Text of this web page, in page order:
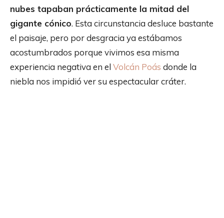
nubes tapaban prácticamente la mitad del
gigante cónico. Esta circunstancia desluce bastante
el paisaje, pero por desgracia ya estábamos
acostumbrados porque vivimos esa misma
experiencia negativa en elVolcán Poás donde la
niebla nos impidió ver su espectacular cráter.